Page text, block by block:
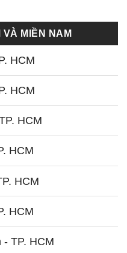
VÀ MIỀN NAM
HCM
HCM
HCM
HCM
HCM
HCM
TP. HCM